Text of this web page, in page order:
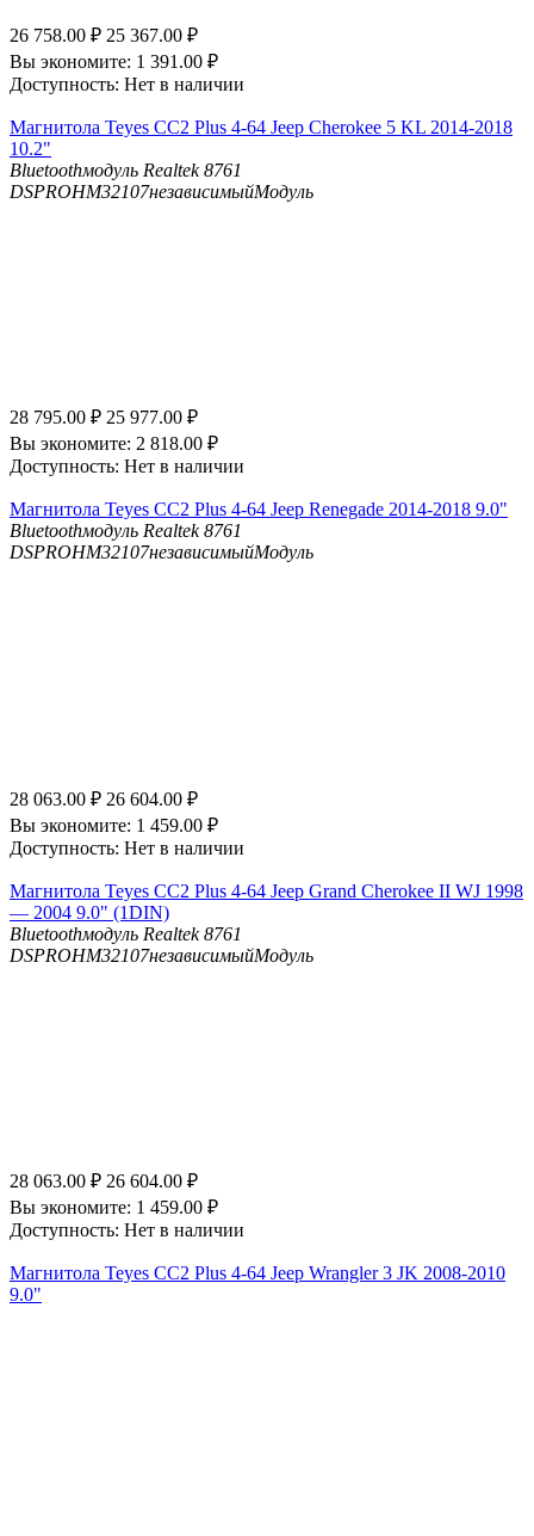
26 758.00 ₽ 25 367.00 ₽
Вы экономите: 1 391.00 ₽
Доступность: Нет в наличии
Магнитола Teyes CC2 Plus 4-64 Jeep Cherokee 5 KL 2014-2018
10.2"
Bluetoothмодуль Realtek 8761
DSPROHM32107независимыйМодуль
28 795.00 ₽ 25 977.00 ₽
Вы экономите: 2 818.00 ₽
Доступность: Нет в наличии
Магнитола Teyes CC2 Plus 4-64 Jeep Renegade 2014-2018 9.0"
Bluetoothмодуль Realtek 8761
DSPROHM32107независимыйМодуль
28 063.00 ₽ 26 604.00 ₽
Вы экономите: 1 459.00 ₽
Доступность: Нет в наличии
Магнитола Teyes CC2 Plus 4-64 Jeep Grand Cherokee II WJ 1998
— 2004 9.0" (1DIN)
Bluetoothмодуль Realtek 8761
DSPROHM32107независимыйМодуль
28 063.00 ₽ 26 604.00 ₽
Вы экономите: 1 459.00 ₽
Доступность: Нет в наличии
Магнитола Teyes CC2 Plus 4-64 Jeep Wrangler 3 JK 2008-2010
9.0"